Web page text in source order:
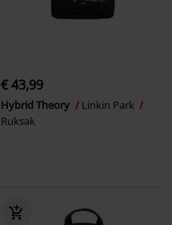
€ 43,99
Hybrid Theory
Linkin Park
Ruksak